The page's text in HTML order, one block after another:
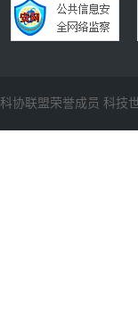
协联盟荣誉成员 科